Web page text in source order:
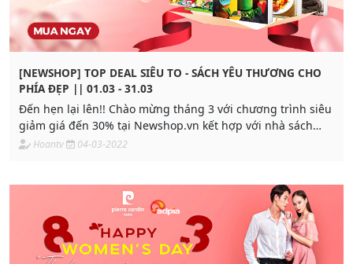
[NEWSHOP] TOP DEAL SIÊU TO - SÁCH YÊU THƯƠNG CHO
PHÍA ĐẸP || 01.03 - 31.03
Đến hẹn lại lên!! Chào mừng tháng 3 với chương trình siêu
giảm giá đến 30% tại Newshop.vn kết hợp với nhà sách
Việt Thư
Hoantv 04-03-2022